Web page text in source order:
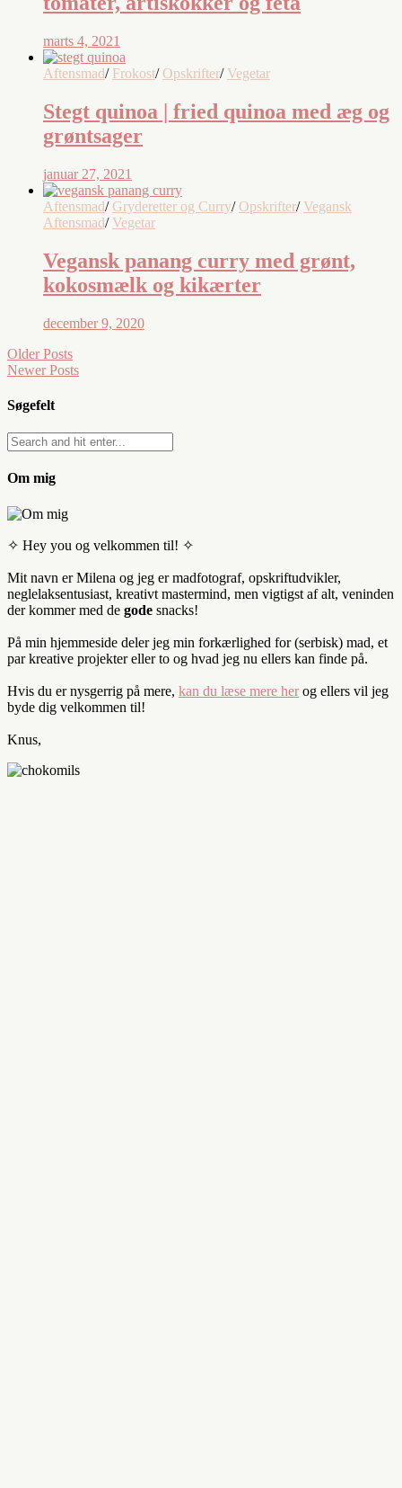
marts 4, 2021
Aftensmad/ Frokost/ Opskrifter/ Vegetar
Stegt quinoa | fried quinoa med æg og
grøntsager
januar 27, 2021
Aftensmad/ Gryderetter og Curry/ Opskrifter/ Vegansk
Aftensmad/ Vegetar
Vegansk panang curry med grønt,
kokosmælk og kikærter
december 9, 2020
Older Posts
Newer Posts
Søgefelt
Om mig
✧ Hey you og velkommen til! ✧
Mit navn er Milena og jeg er madfotograf, opskriftudvikler,
neglelaksentusiast, kreativt mastermind, men vigtigst af alt, veninden
der kommer med de gode snacks!
På min hjemmeside deler jeg min forkærlighed for (serbisk) mad, et
par kreative projekter eller to og hvad jeg nu ellers kan finde på.
Hvis du er nysgerrig på mere, kan du læse mere her og ellers vil jeg
byde dig velkommen til!
Knus,